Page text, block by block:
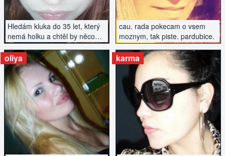
Hledám kluka do 35 let, který
nemá holku a chtěl by něco
podniknout....
cau. rada pokecam o vsem
moznym, tak piste. pardubice.
oliya
ZOBRAZIT INZERÁT
karma
ZOBRAZIT INZERÁT